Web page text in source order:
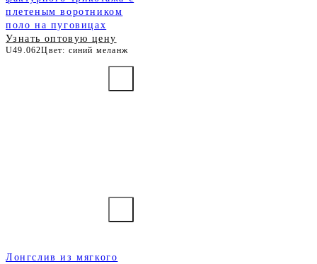
плетеным воротником
поло на пуговицах
Узнать оптовую цену
U49.062Цвет: синий меланж
Лонгслив из мягкого